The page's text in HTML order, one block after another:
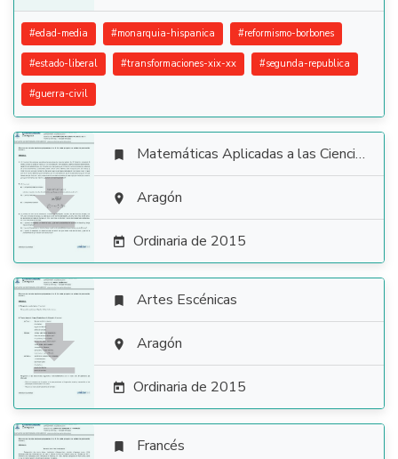
#edad-media #monarquia-hispanica #reformismo-borbones
#estado-liberal #transformaciones-xix-xx #segunda-republica
#guerra-civil

 Matemáticas Aplicadas a las Ciencias Sociales
 Aragón
 Ordinaria de 2015

 Artes Escénicas
 Aragón
 Ordinaria de 2015
 Francés